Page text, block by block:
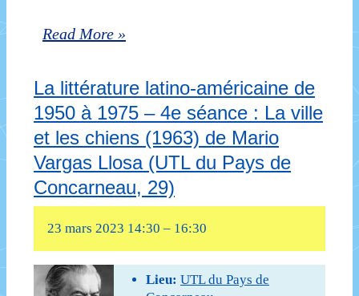
(UTL
Pays
de
Concarneau,
29)
La
latino-
américaine
de
1950
à
1975
–
Read More »
La littérature latino-américaine de
1950 à 1975 – 4e séance : La ville
et les chiens (1963) de Mario
Vargas Llosa (UTL du Pays de
Concarneau, 29)
23 mars 2023 14:30 – 16:30
Lieu: UTL du Pays de